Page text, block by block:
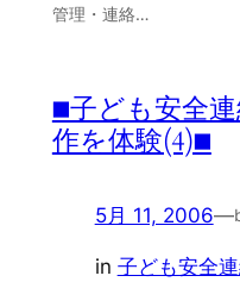
管理・連絡…
■子ども安全
作を体験(4)■
5月 11, 2006—
in 子ども安全